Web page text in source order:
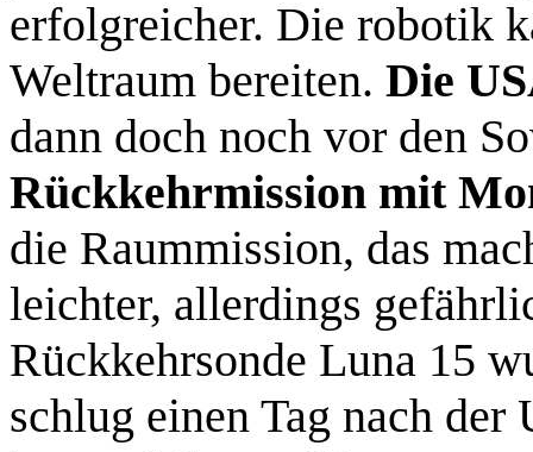
erfolgreicher. Die robotik
Weltraum bereiten. Die
dann doch noch vor den
Rückkehrmission mit
die Raummission, das
leichter, allerdings
Rückkehrsonde Luna 15
schlug einen Tag nach